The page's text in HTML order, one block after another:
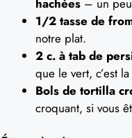
1/2 tasse de
notre plat.
2 c. à tab de
que le vert, c’est
Bols de tortilla
croquant, si vous